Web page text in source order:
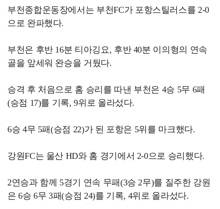
부천종합운동장에서는 부천FC가 포항스틸러스를 2-0
으로 완파했다.
부천은 후반 16분 티아깅요, 후반 40분 이의형의 연속
골을 앞세워 완승을 거뒀다.
승격 후 처음으로 홈 승리를 따낸 부천은 4승 5무 6패
(승점 17)를 기록, 9위로 올라섰다.
6승 4무 5패(승점 22)가 된 포항은 5위를 마크했다.
강원FC는 울산 HD와 홈 경기에서 2-0으로 승리했다.
2연승과 함께 5경기 연속 무패(3승 2무)를 질주한 강원
은 6승 6무 3패(승점 24)를 기록, 4위로 올라섰다.